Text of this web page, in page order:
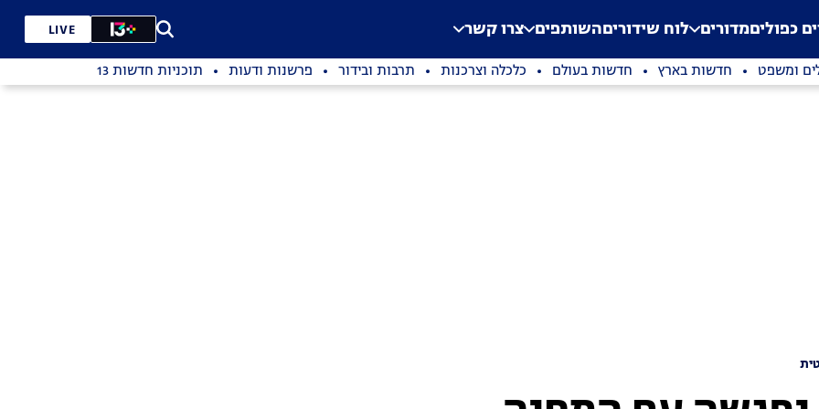
Application error: a
. כפוליםמדורים לוח שידוריםהשותפים צרו קשר LIVE
ומשפט חדשות בארץ חדשות בעולם כלכלה וצרכנות תרבות ובידור פרשנות ודעות תוכניות חדשות 13